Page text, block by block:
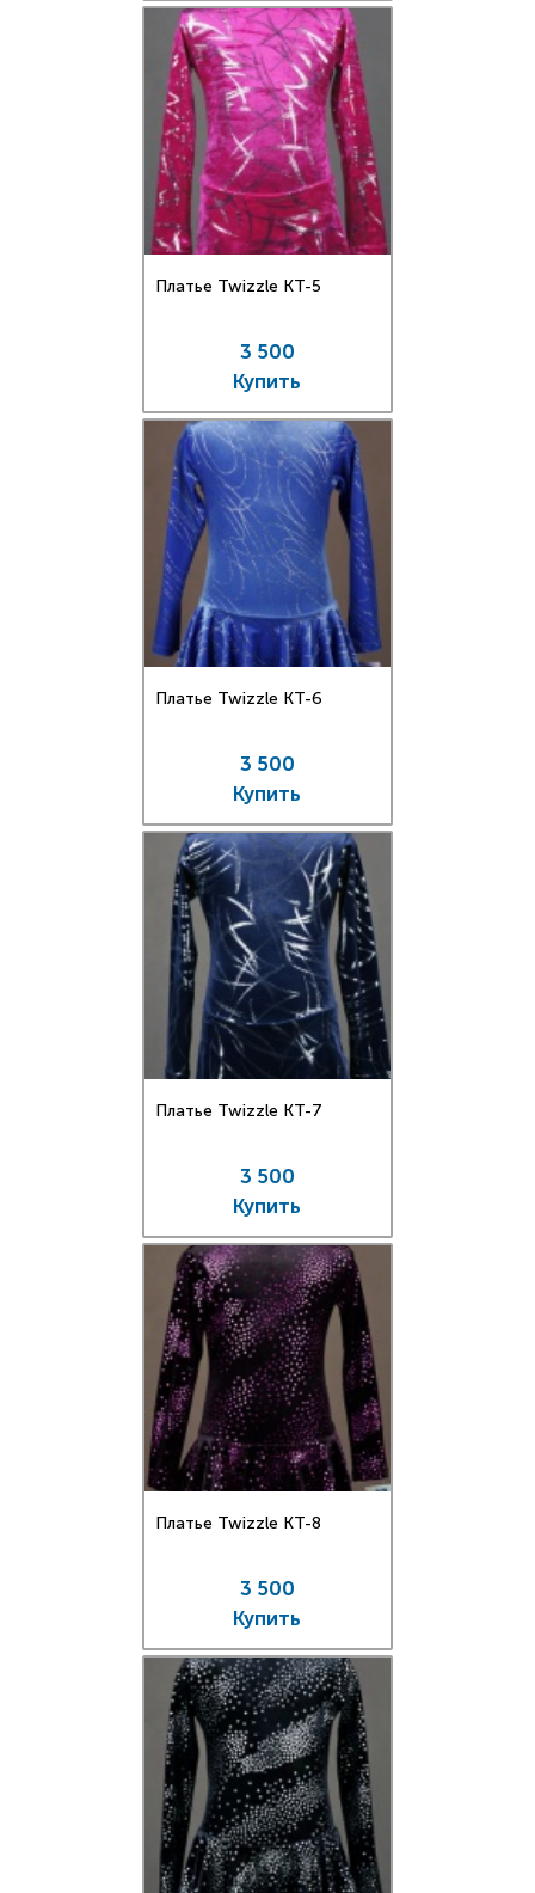
Платье Twizzle КT-5
3 500
Купить
Платье Twizzle КT-6
3 500
Купить
Платье Twizzle КT-7
3 500
Купить
Платье Twizzle КT-8
3 500
Купить